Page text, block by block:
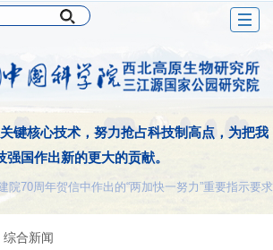
键核心技术，努力抢占科技制高点，为把我
国作出新的更大的贡献。
70周年贺信中作出的“两加快一努力”重要指示要求
综合新闻